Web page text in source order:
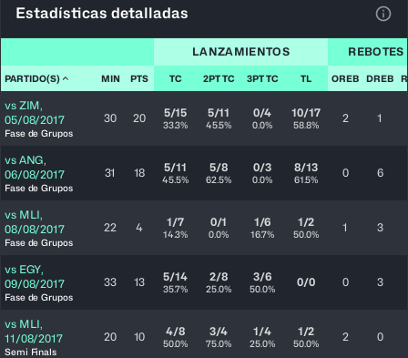
Estadísticas detalladas
LANZAMIENTOS REBOTES
PARTIDO(S) MIN PTS TC 2PT TC 3PT TC TL OREB DREB
vs ZIM,
05/08/2017
Fase de Grupos
30 20 5/15
33.3%
5/11
45.5%
0/4
0.0%
10/17
58.8% 2 1
vs ANG,
06/08/2017
Fase de Grupos
31 18 5/11
45.5%
5/8
62.5%
0/3
0.0%
8/13
61.5% 0 6
vs MLI,
08/08/2017
Fase de Grupos
22 4 1/7
14.3%
0/1
0.0%
1/6
16.7%
1/2
50.0% 1 3
vs EGY,
09/08/2017
Fase de Grupos
33 13 5/14
35.7%
2/8
25.0%
3/6
50.0% 0/0 0 3
vs MLI,
11/08/2017
Semi Finals
20 10 4/8
50.0%
3/4
75.0%
1/4
25.0%
1/2
50.0% 2 0